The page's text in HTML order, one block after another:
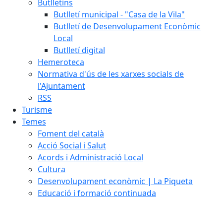
Butlletins
Butlletí municipal - "Casa de la Vila"
Butlletí de Desenvolupament Econòmic
Local
Butlletí digital
Hemeroteca
Normativa d'ús de les xarxes socials de
l'Ajuntament
RSS
Turisme
Temes
Foment del català
Acció Social i Salut
Acords i Administració Local
Cultura
Desenvolupament econòmic | La Piqueta
Educació i formació continuada